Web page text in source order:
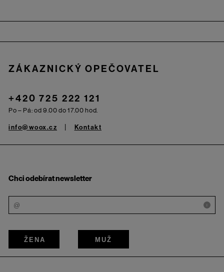
ZÁKAZNICKÝ OPEČOVATEL
+420 725 222 121
Po – Pá: od 9.00 do 17.00 hod.
info@woox.cz Kontakt
Chci odebírat newsletter
i
ŽENA MUŽ